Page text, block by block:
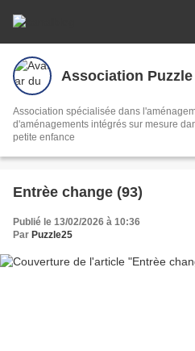
Association Puzzle
Association spécialisée dans
d'aménagements intégrés sur mesure
petite enfance
Entrèe change (93)
Publié le 13/02/2026 à 10:36
Par Puzzle25